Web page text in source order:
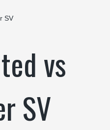
SV
vs
SV